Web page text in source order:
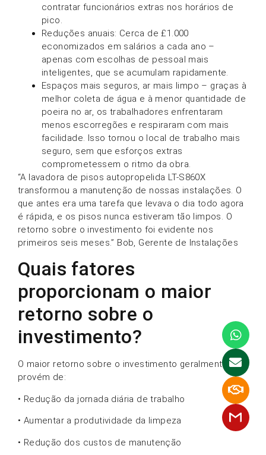
contratar funcionários extras nos horários de
pico.
Reduções anuais: Cerca de £1.000
economizados em salários a cada ano –
apenas com escolhas de pessoal mais
inteligentes, que se acumulam rapidamente.
Espaços mais seguros, ar mais limpo – graças à
melhor coleta de água e à menor quantidade de
poeira no ar, os trabalhadores enfrentaram
menos escorregões e respiraram com mais
facilidade. Isso tornou o local de trabalho mais
seguro, sem que esforços extras
comprometessem o ritmo da obra.
“A lavadora de pisos autopropelida LT-S860X
transformou a manutenção de nossas instalações. O
que antes era uma tarefa que levava o dia todo agora
é rápida, e os pisos nunca estiveram tão limpos. O
retorno sobre o investimento foi evidente nos
primeiros seis meses.” Bob, Gerente de Instalações
Quais fatores
proporcionam o maior
retorno sobre o
investimento?
O maior retorno sobre o investimento geralmente
provém de:
• Redução da jornada diária de trabalho
• Aumentar a produtividade da limpeza
• Redução dos custos de manutenção